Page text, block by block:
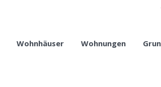
Wohnhäuser Wohnungen